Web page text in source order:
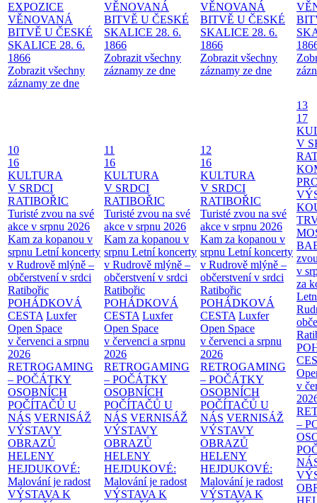
EXPOZICE
VĚNOVANÁ
BITVĚ U ČESKÉ
SKALICE 28. 6.
1866
Zobrazit všechny
záznamy ze dne
VĚNOVANÁ
BITVĚ U ČESKÉ
SKALICE 28. 6.
1866
Zobrazit všechny
záznamy ze dne
VĚNOVANÁ
BITVĚ U ČESKÉ
SKALICE 28. 6.
1866
Zobrazit všechny
záznamy ze dne
10
16
KULTURA
V SRDCI
RATIBOŘIC
Turisté zvou na své
akce v srpnu 2026
Kam za kopanou v
srpnu Letní koncerty
v Rudrově mlýně –
občerstvení v srdci
Ratibořic
POHÁDKOVÁ
CESTA Luxfer
Open Space
v červenci a srpnu
2026
RETROGAMING
– POČÁTKY
OSOBNÍCH
POČÍTAČŮ U
NÁS VERNISÁŽ
VÝSTAVY
OBRAZŮ
HELENY
HEJDUKOVÉ:
Malování je radost
VÝSTAVA K
11
16
KULTURA
V SRDCI
RATIBOŘIC
Turisté zvou na své
akce v srpnu 2026
Kam za kopanou v
srpnu Letní koncerty
v Rudrově mlýně –
občerstvení v srdci
Ratibořic
POHÁDKOVÁ
CESTA Luxfer
Open Space
v červenci a srpnu
2026
RETROGAMING
– POČÁTKY
OSOBNÍCH
POČÍTAČŮ U
NÁS VERNISÁŽ
VÝSTAVY
OBRAZŮ
HELENY
HEJDUKOVÉ:
Malování je radost
VÝSTAVA K
12
16
KULTURA
V SRDCI
RATIBOŘIC
Turisté zvou na své
akce v srpnu 2026
Kam za kopanou v
srpnu Letní koncerty
v Rudrově mlýně –
občerstvení v srdci
Ratibořic
POHÁDKOVÁ
CESTA Luxfer
Open Space
v červenci a srpnu
2026
RETROGAMING
– POČÁTKY
OSOBNÍCH
POČÍTAČŮ U
NÁS VERNISÁŽ
VÝSTAVY
OBRAZŮ
HELENY
HEJDUKOVÉ:
Malování je radost
VÝSTAVA K
13
17
V
v
za
v
–